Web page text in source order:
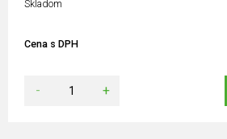
Skladom
Cena s DPH
- +